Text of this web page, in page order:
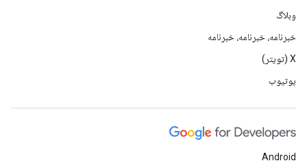
وبلاگ
خبرنامه، خبرنامه، خبرنامه
X (تویتر)
یوتیوب
Android